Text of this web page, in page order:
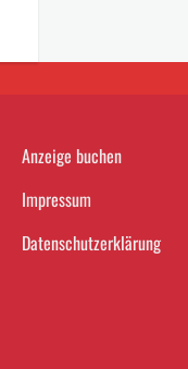
Anzeige buchen
Impressum
Datenschutzerklärung